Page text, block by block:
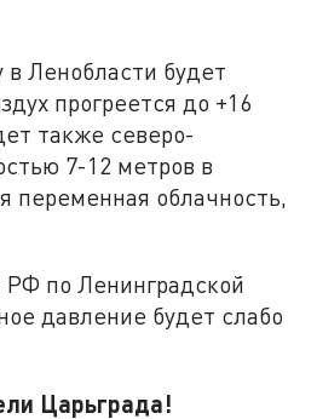
Ленобласти будет
прогреется до +16
также северо-
7-12 метров в
переменная облачность,
по Ленинградской
давление будет слабо
Царьграда!